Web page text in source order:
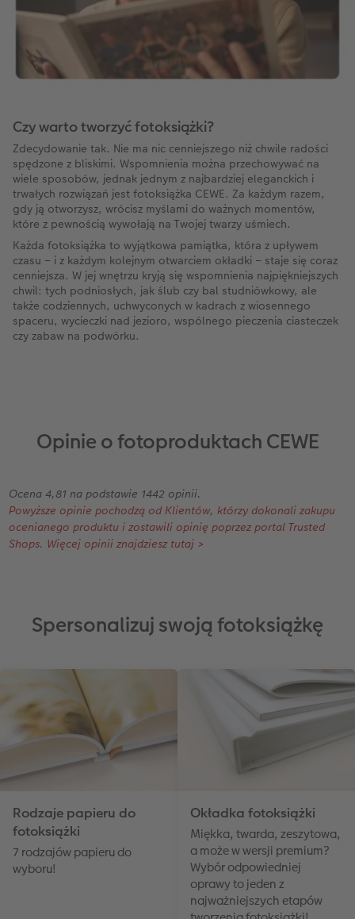
Czy warto tworzyć fotoksiążki?
Zdecydowanie tak. Nie ma nic cenniejszego niż chwile radości
spędzone z bliskimi. Wspomnienia można przechowywać na
wiele sposobów, jednak jednym z najbardziej eleganckich i
trwałych rozwiązań jest fotoksiążka CEWE. Za każdym razem,
gdy ją otworzysz, wrócisz myślami do ważnych momentów,
które z pewnością wywołają na Twojej twarzy uśmiech.
Każda fotoksiążka to wyjątkowa pamiątka, która z upływem
czasu – i z każdym kolejnym otwarciem okładki – staje się coraz
cenniejsza. W jej wnętrzu kryją się wspomnienia najpiękniejszych
chwil: tych podniosłych, jak ślub czy bal studniówkowy, ale
także codziennych, uchwyconych w kadrach z wiosennego
spaceru, wycieczki nad jezioro, wspólnego pieczenia ciasteczek
czy zabaw na podwórku.
Opinie o fotoproduktach CEWE
Ocena 4,81 na podstawie 1442 opinii.
Powyższe opinie pochodzą od Klientów, którzy dokonali zakupu
ocenianego produktu i zostawili opinię poprzez portal Trusted
Shops. Więcej opinii znajdziesz tutaj >
Spersonalizuj swoją fotoksiążkę
Rodzaje papieru do
fotoksiążki
7 rodzajów papieru do
wyboru!
Okładka fotoksiążki
Miękka, twarda, zeszytowa,
a może w wersji premium?
Wybór odpowiedniej
oprawy to jeden z
najważniejszych etapów